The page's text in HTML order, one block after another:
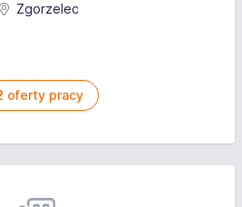
Zgorzelec
oferty pracy